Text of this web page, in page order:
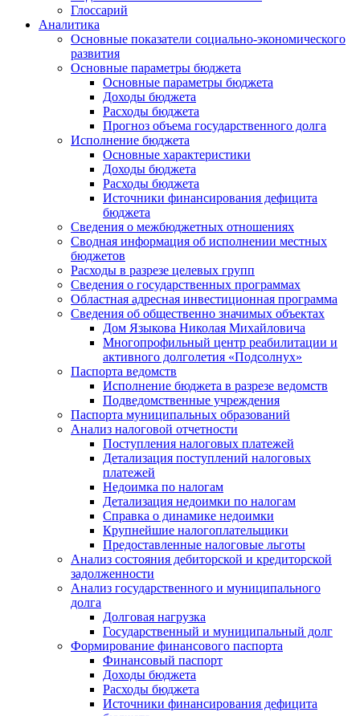
Глоссарий
Аналитика
Основные показатели социально-экономического
развития
Основные параметры бюджета
Основные параметры бюджета
Доходы бюджета
Расходы бюджета
Прогноз объема государственного долга
Исполнение бюджета
Основные характеристики
Доходы бюджета
Расходы бюджета
Источники финансирования дефицита
бюджета
Сведения о межбюджетных отношениях
Сводная информация об исполнении местных
бюджетов
Расходы в разрезе целевых групп
Сведения о государственных программах
Областная адресная инвестиционная программа
Сведения об общественно значимых объектах
Дом Языкова Николая Михайловича
Многопрофильный центр реабилитации и
активного долголетия «Подсолнух»
Паспорта ведомств
Исполнение бюджета в разрезе ведомств
Подведомственные учреждения
Паспорта муниципальных образований
Анализ налоговой отчетности
Поступления налоговых платежей
Детализация поступлений налоговых
платежей
Недоимка по налогам
Детализация недоимки по налогам
Справка о динамике недоимки
Крупнейшие налогоплательщики
Предоставленные налоговые льготы
Анализ состояния дебиторской и кредиторской
задолженности
Анализ государственного и муниципального
долга
Долговая нагрузка
Государственный и муниципальный долг
Формирование финансового паспорта
Финансовый паспорт
Доходы бюджета
Расходы бюджета
Источники финансирования дефицита